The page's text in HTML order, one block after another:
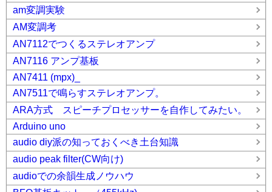
am変調実験
AM変調考
AN7112でつくるステレオアンプ
AN7116 アンプ基板
AN7411 (mpx)_
AN7511で鳴らすステレオアンプ。
ARA方式 スピーチプロセッサーを自作してみたい。
Arduino uno
audio diy派の知っておくべき土台知識
audio peak filter(CW向け)
audioでの余韻生成ノウハウ